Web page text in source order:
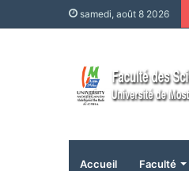
samedi, août 8 2026
Accueil Faculté